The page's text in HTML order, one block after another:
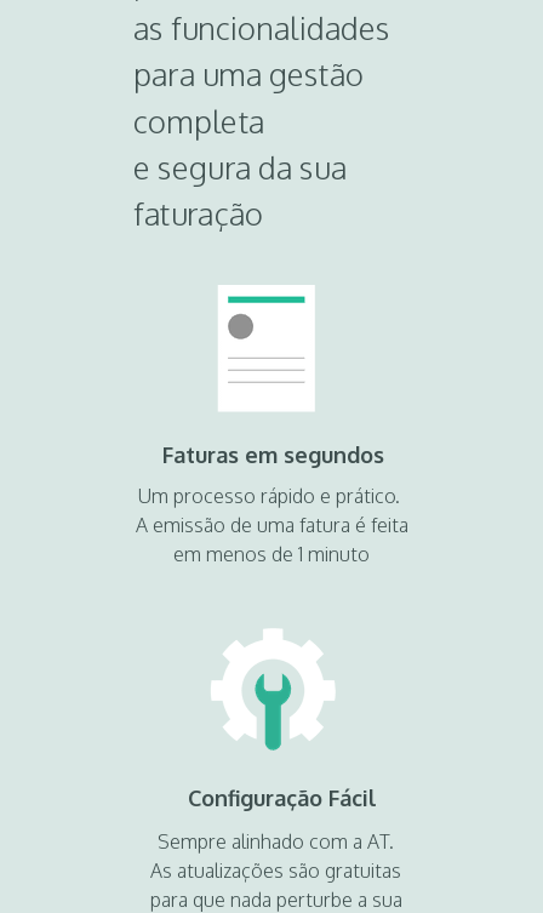
Um processo rápido e prático.
A emissão de uma fatura é feita
em menos de 1 minuto
Faturas em segundos
Configuração Fácil
as funcionalidades
para uma gestão
completa
e segura da sua
faturação
Sempre alinhado com a AT.
As atualizações são gratuitas
para que nada perturbe a sua